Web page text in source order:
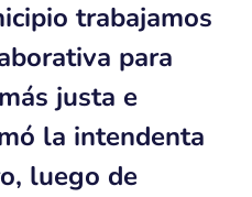
trabajamos
para
justa e
la intendenta
luego de